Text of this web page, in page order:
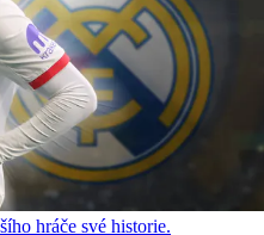
hráče své historie.